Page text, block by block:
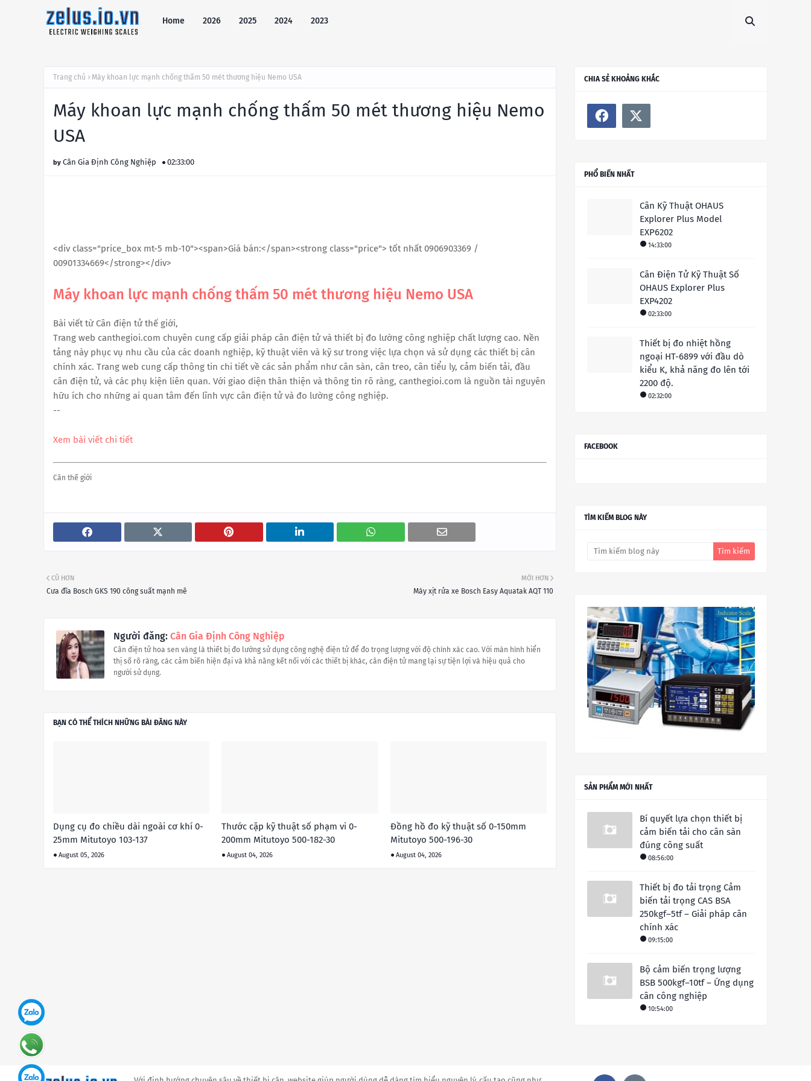
Home 2026 2025 2024 2023
Trang chủ Máy khoan lực mạnh chống thấm 50 mét thương hiệu Nemo USA
Máy khoan lực mạnh chống thấm 50 mét thương hiệu Nemo
USA
Cân Gia Định Công Nghiệp 02:33:00
<div class="price_box mt-5 mb-10"><span>Giá bán:</span><strong class="price"> tốt nhất 0906903369 /
00901334669</strong></div>
Máy khoan lực mạnh chống thấm 50 mét thương hiệu Nemo USA
Bài viết từ Cân điện tử thế giới,
Trang web canthegioi.com chuyên cung cấp giải pháp cân điện tử và thiết bị đo lường công nghiệp chất lượng cao. Nền
tảng này phục vụ nhu cầu của các doanh nghiệp, kỹ thuật viên và kỹ sư trong việc lựa chọn và sử dụng các thiết bị cân
chính xác. Trang web cung cấp thông tin chi tiết về các sản phẩm như cân sàn, cân treo, cân tiểu ly, cảm biến tải, đầu
cân điện tử, và các phụ kiện liên quan. Với giao diện thân thiện và thông tin rõ ràng, canthegioi.com là nguồn tài nguyên
hữu ích cho những ai quan tâm đến lĩnh vực cân điện tử và đo lường công nghiệp.
--
Xem bài viết chi tiết
Cân thế giới
MỚI HƠN
Máy xịt rửa xe Bosch Easy Aquatak AQT 110
CŨ HƠN
Cưa đĩa Bosch GKS 190 công suất mạnh mẽ
Người đăng: Cân Gia Định Công Nghiệp
Cân điện tử hoa sen vàng là thiết bị đo lường sử dụng công nghệ điện tử để đo trọng lượng với độ chính xác cao. Với màn hình hiển
thị số rõ ràng, các cảm biến hiện đại và khả năng kết nối với các thiết bị khác, cân điện tử mang lại sự tiện lợi và hiệu quả cho
người sử dụng.
BẠN CÓ THỂ THÍCH NHỮNG BÀI ĐĂNG NÀY
Dụng cụ đo chiều dài ngoài cơ khí 0-
25mm Mitutoyo 103-137
August 05, 2026
Thước cặp kỹ thuật số phạm vi 0-
200mm Mitutoyo 500-182-30
August 04, 2026
Đồng hồ đo kỹ thuật số 0-150mm
Mitutoyo 500-196-30
August 04, 2026
CHIA SẺ KHOẢNG KHẮC
PHỔ BIẾN NHẤT
Cân Kỹ Thuật OHAUS
Explorer Plus Model
EXP6202
14:33:00
Cân Điện Tử Kỹ Thuật Số
OHAUS Explorer Plus
EXP4202
02:33:00
Thiết bị đo nhiệt hồng
ngoại HT-6899 với đầu dò
kiểu K, khả năng đo lên tới
2200 độ.
02:32:00
FACEBOOK
TÌM KIẾM BLOG NÀY
SẢN PHẨM MỚI NHẤT
Bí quyết lựa chọn thiết bị
cảm biến tải cho cân sàn
đúng công suất
08:56:00
Thiết bị đo tải trọng Cảm
biến tải trọng CAS BSA
250kgf–5tf – Giải pháp cân
chính xác
09:15:00
Bộ cảm biến trọng lượng
BSB 500kgf–10tf – Ứng dụng
cân công nghiệp
10:54:00